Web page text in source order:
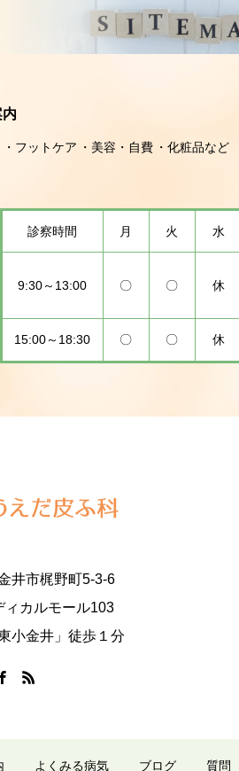
フットケア 美容・自費 化粧品など
診察時間 月 火 水
9:30～13:00 〇 〇 休
15:00～18:30 〇 〇 休
井市梶野町5-3-6
ィカルモール103
小金井」徒歩１分
よくみる病気 ブログ 質問